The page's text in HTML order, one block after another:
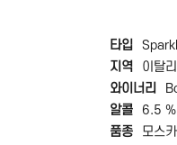
타입
지역
이탈
와이너리
알콜
6.5 %
품종
모스